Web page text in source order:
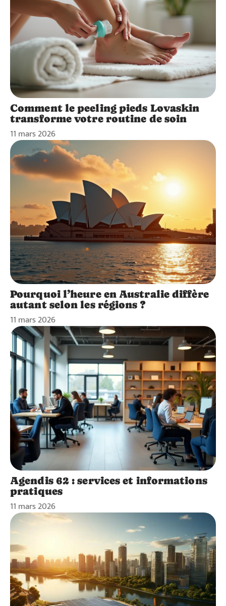
Comment le peeling pieds Lovaskin
transforme votre routine de soin
11 mars 2026
Pourquoi l’heure en Australie diffère
autant selon les régions ?
11 mars 2026
Agendis 62 : services et informations
pratiques
11 mars 2026